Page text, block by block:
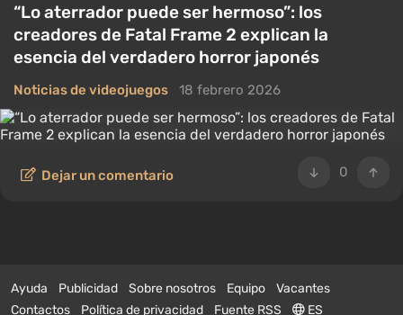
“Lo aterrador puede ser hermoso”: los
creadores de Fatal Frame 2 explican la
esencia del verdadero horror japonés
Noticias de videojuegos 18 febrero 2026
0
Dejar un comentario
Ayuda Publicidad Sobre nosotros Equipo
Vacantes
Contactos
Política de privacidad Fuente RSS ES